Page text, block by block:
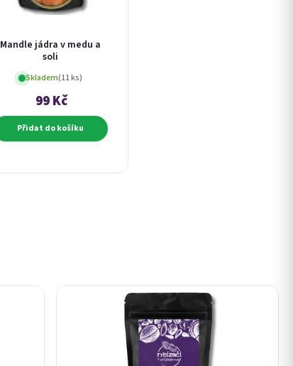
Mandle jádra v medu a
soli
Skladem(11 ks)
99 Kč
Přidat do košíku